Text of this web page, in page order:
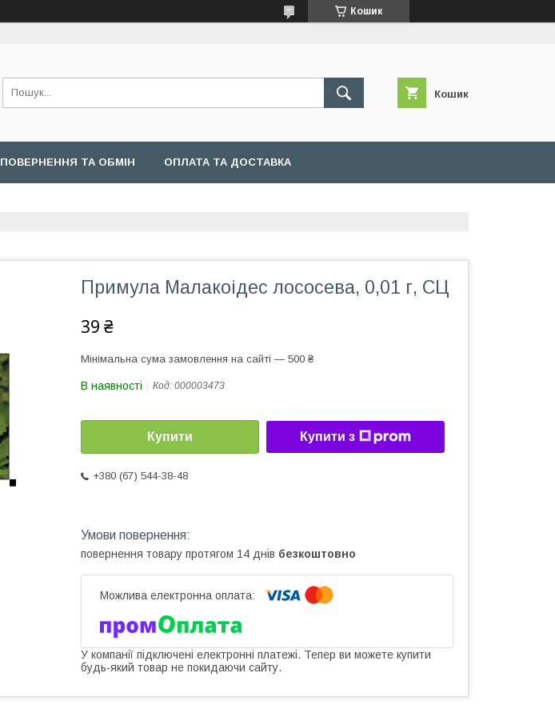
Кошик
Кошик
ПОВЕРНЕННЯ ТА ОБМІН ОПЛАТА ТА ДОСТАВКА
Примула Малакоідес лососева, 0,01 г, СЦ
39 ₴
Мінімальна сума замовлення на сайті — 500 ₴
В наявності Код: 000003473
Купити Купити з
+380 (67) 544-38-48
повернення товару протягом 14 днів безкоштовно
У компанії підключені електронні платежі. Тепер ви можете купити
будь-який товар не покидаючи сайту.